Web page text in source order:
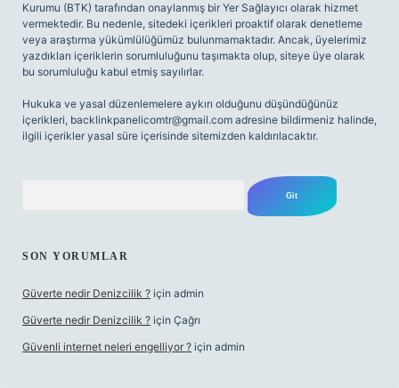
Kurumu (BTK) tarafından onaylanmış bir Yer Sağlayıcı olarak hizmet
vermektedir. Bu nedenle, sitedeki içerikleri proaktif olarak denetleme
veya araştırma yükümlülüğümüz bulunmamaktadır. Ancak, üyelerimiz
yazdıkları içeriklerin sorumluluğunu taşımakta olup, siteye üye olarak
bu sorumluluğu kabul etmiş sayılırlar.
Hukuka ve yasal düzenlemelere aykırı olduğunu düşündüğünüz
içerikleri, backlinkpanelicomtr@gmail.com adresine bildirmeniz halinde,
ilgili içerikler yasal süre içerisinde sitemizden kaldırılacaktır.
SON YORUMLAR
Güverte nedir Denizcilik ? için admin
Güverte nedir Denizcilik ? için Çağrı
Güvenli internet neleri engelliyor ? için admin